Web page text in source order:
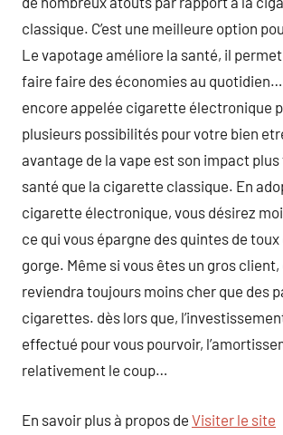
classique. C’est une meilleure option
Le vapotage améliore la santé, il
faire faire des économies au
encore appelée cigarette électronique
plusieurs possibilités pour votre bien
avantage de la vape est son impact
santé que la cigarette classique. En
cigarette électronique, vous désirez
ce qui vous épargne des quintes de toux
gorge. Même si vous êtes un gros
reviendra toujours moins cher que des
cigarettes. dès lors que,
effectué pour vous pourvoir,
relativement le coup…
En savoir plus à propos de Visiter le site